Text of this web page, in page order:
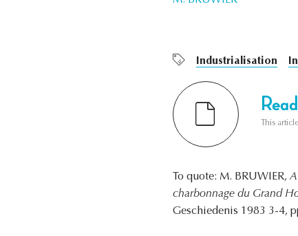
Industrialisation
This
To quote: M. BRUWIER,
charbonnage du Grand
Geschiedenis 1983 3-4,